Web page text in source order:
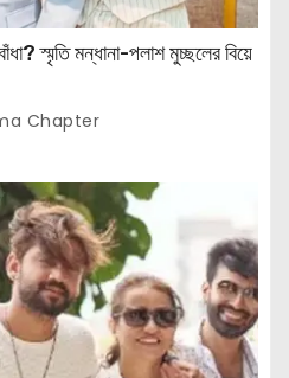
স্মৃতি মন্ধানা-পলাশ মুচ্ছলের বিয়ে
Chapter